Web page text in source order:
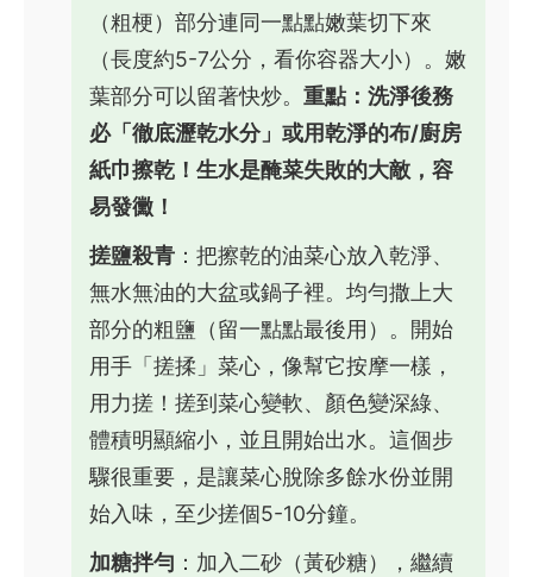
（粗梗）部分連同一點點嫩葉切下來
（長度約5-7公分，看你容器大小）。嫩
葉部分可以留著快炒。 重點：洗淨後務
必「徹底瀝乾水分」或用乾淨的布/廚房
紙巾擦乾！生水是醃菜失敗的大敵，容
易發黴！
搓鹽殺青 ：把擦乾的油菜心放入乾淨、
無水無油的大盆或鍋子裡。均勻撒上大
部分的粗鹽（留一點點最後用）。開始
用手「搓揉」菜心，像幫它按摩一樣，
用力搓！搓到菜心變軟、顏色變深綠、
體積明顯縮小，並且開始出水。這個步
驟很重要，是讓菜心脫除多餘水份並開
始入味，至少搓個5-10分鐘。
加糖拌勻 ：加入二砂（黃砂糖），繼續